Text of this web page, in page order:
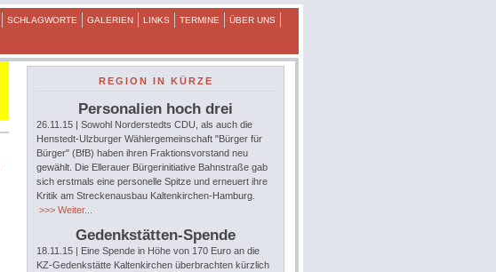
SCHLAGWORTE GALERIEN LINKS TERMINE ÜBER UNS
REGION IN KÜRZE
Personalien hoch drei
26.11.15 | Sowohl Norderstedts CDU, als auch die
Henstedt-Ulzburger Wählergemeinschaft "Bürger für
Bürger" (BfB) haben ihren Fraktionsvorstand neu
gewählt. Die Ellerauer Bürgerinitiative Bahnstraße gab
sich erstmals eine personelle Spitze und erneuert ihre
Kritik am Streckenausbau Kaltenkirchen-Hamburg.
>>> Weiter...
Gedenkstätten-Spende
18.11.15 | Eine Spende in Höhe von 170 Euro an die
KZ-Gedenkstätte Kaltenkirchen überbrachten kürzlich